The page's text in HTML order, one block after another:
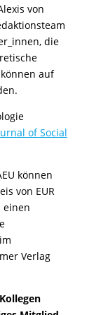
von
die
auf
of Social
können
von EUR
einen
Verlag